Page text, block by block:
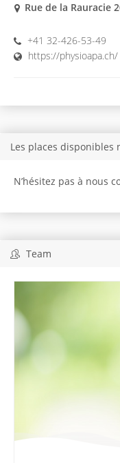
Rue de la Rauracie
+41 32-426-53-49
https://physioapa.ch/
Les places disponibles
N’hésitez pas à nous
Team